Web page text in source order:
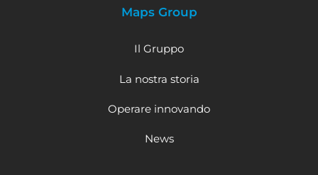
Maps Group
Il Gruppo
La nostra storia
Operare innovando
News